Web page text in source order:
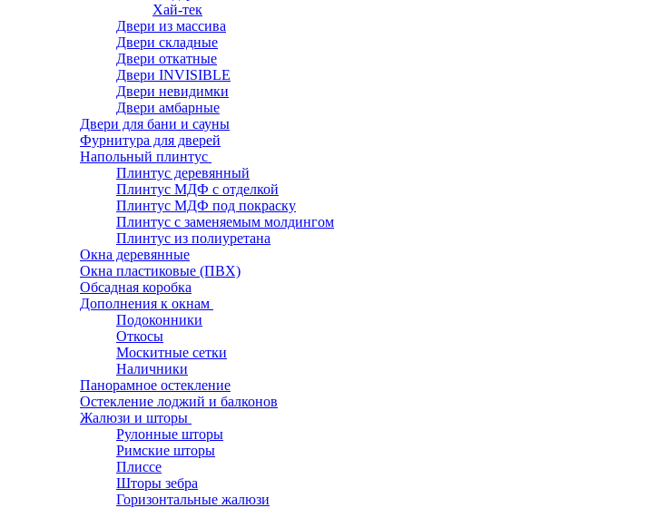
Хай-тек
Двери из массива
Двери складные
Двери откатные
Двери INVISIBLE
Двери невидимки
Двери амбарные
Двери для бани и сауны
Фурнитура для дверей
Напольный плинтус
Плинтус деревянный
Плинтус МДФ с отделкой
Плинтус МДФ под покраску
Плинтус с заменяемым молдингом
Плинтус из полиуретана
Окна деревянные
Окна пластиковые (ПВХ)
Обсадная коробка
Дополнения к окнам
Подоконники
Откосы
Москитные сетки
Наличники
Панорамное остекление
Остекление лоджий и балконов
Жалюзи и шторы
Рулонные шторы
Римские шторы
Плиссе
Шторы зебра
Горизонтальные жалюзи